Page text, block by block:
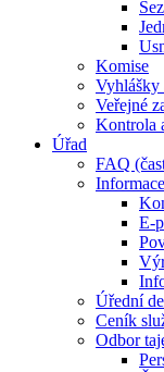
Komise
Vyhlášky
Veřejné
Kontrola
Úřad
FAQ
Informace
E-
Úřední
Ceník
Odbor